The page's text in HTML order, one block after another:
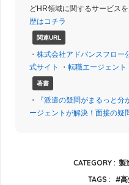
どHR領域に関するサービスを
歴はコチラ
関連URL
・ 株式会社アドバンスフロー
式サイト
・ 転職エージェント
著書
・ 『派遣の疑問がまるっと分
ージェントが解決！面接の疑
CATEGORY : 製
TAGS :
高